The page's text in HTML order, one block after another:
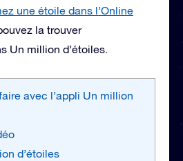
une étoile dans l’Online
la trouver
Un million d’étoiles.
avec l’appli Un million
d’étoiles